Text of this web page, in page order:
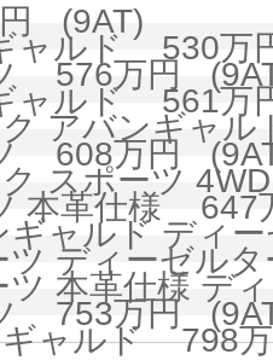
(9AT)
ャルド 530万
576万円
ャルド 561万
ク アバンギャ
608万円
ク スポーツ
本革仕様 647
ギャルド ディ
ツ ディーゼル
ツ 本革仕様
753万円
ギャルド 798